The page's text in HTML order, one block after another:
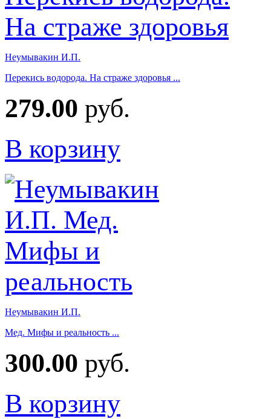
Неумывакин И.П.
Перекись водорода. На страже здоровья ...
279.00 руб.
В корзину
Неумывакин И.П.
Мед. Мифы и реальность ...
300.00 руб.
В корзину